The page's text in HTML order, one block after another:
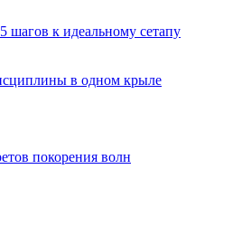
шагов к идеальному сетапу
в одном крыле
покорения волн